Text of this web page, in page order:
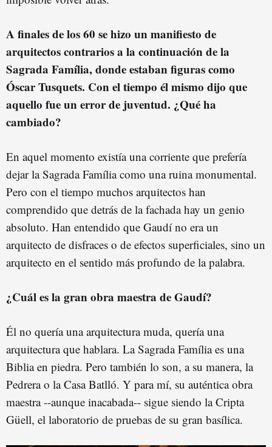
A finales de los 60 se hizo un manifiesto de
arquitectos contrarios a la continuación de la
Sagrada Família, donde estaban figuras como
Óscar Tusquets. Con el tiempo él mismo dijo que
aquello fue un error de juventud. ¿Qué ha
cambiado?
En aquel momento existía una corriente que prefería
dejar la Sagrada Família como una ruina monumental.
Pero con el tiempo muchos arquitectos han
comprendido que detrás de la fachada hay un genio
absoluto. Han entendido que Gaudí no era un
arquitecto de disfraces o de efectos superficiales, sino un
arquitecto en el sentido más profundo de la palabra.
¿Cuál es la gran obra maestra de Gaudí?
Él no quería una arquitectura muda, quería una
arquitectura que hablara. La Sagrada Família es una
Biblia en piedra. Pero también lo son, a su manera, la
Pedrera o la Casa Batlló. Y para mí, su auténtica obra
maestra --aunque inacabada-- sigue siendo la Cripta
Güell, el laboratorio de pruebas de su gran basílica.